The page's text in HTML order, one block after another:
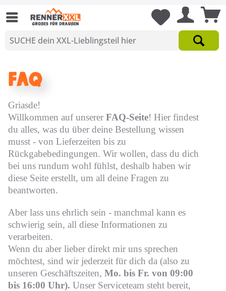
FAQ
Griasde!
Willkommen auf unserer FAQ-Seite! Hier findest
du alles, was du über deine Bestellung wissen
musst - von Lieferzeiten bis zu
Rückgabebedingungen. Wir wollen, dass du dich
bei uns rundum wohl fühlst, deshalb haben wir
diese Seite erstellt, um all deine Fragen zu
beantworten.
Aber lass uns ehrlich sein - manchmal kann es
schwierig sein, all diese Informationen zu
verarbeiten.
Wenn du aber lieber direkt mir uns sprechen
möchtest, sind wir jederzeit für dich da (also zu
unseren Geschäftszeiten, Mo. bis Fr. von 09:00
bis 16:00 Uhr). Unser Serviceteam steht bereit,